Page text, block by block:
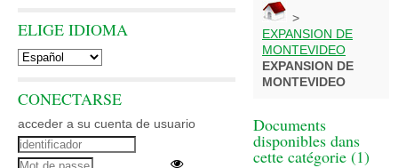
>
EXPANSION DE
MONTEVIDEO
EXPANSION DE
MONTEVIDEO
Documents
disponibles dans
cette catégorie (1)
ELIGE IDIOMA
CONECTARSE
acceder a su cuenta de usuario